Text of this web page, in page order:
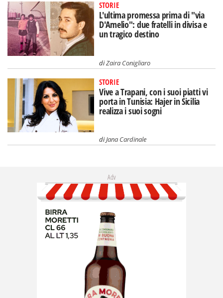
STORIE
L'ultima promessa prima di "via
D'Amelio": due fratelli in divisa e
un tragico destino
diZaira Conigliaro
STORIE
Vive a Trapani, con i suoi piatti vi
porta in Tunisia: Hajer in Sicilia
realizza i suoi sogni
diJana Cardinale
Adv